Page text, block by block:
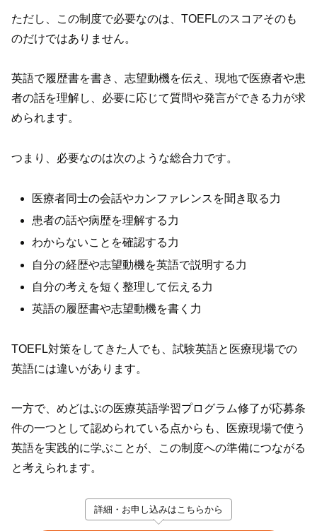
ただし、この制度で必要なのは、TOEFLのスコアそのも
のだけではありません。
英語で履歴書を書き、志望動機を伝え、現地で医療者や患
者の話を理解し、必要に応じて質問や発言ができる力が求
められます。
つまり、必要なのは次のような総合力です。
医療者同士の会話やカンファレンスを聞き取る力
患者の話や病歴を理解する力
わからないことを確認する力
自分の経歴や志望動機を英語で説明する力
自分の考えを短く整理して伝える力
英語の履歴書や志望動機を書く力
TOEFL対策をしてきた人でも、試験英語と医療現場での
英語には違いがあります。
一方で、めどはぶの医療英語学習プログラム修了が応募条
件の一つとして認められている点からも、医療現場で使う
英語を実践的に学ぶことが、この制度への準備につながる
と考えられます。
詳細・お申し込みはこちらから